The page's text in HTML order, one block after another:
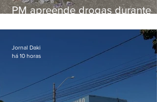
PM apreende drogas durante
Jornal Daki
há 10 horas